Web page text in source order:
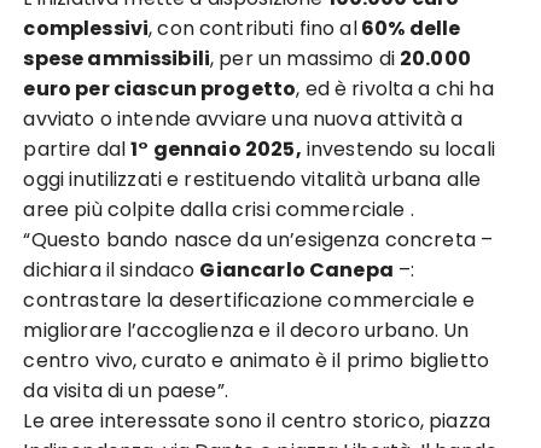
complessivi, con contributi fino al60% delle
spese ammissibili, per un massimo di 20.000
euro per ciascun progetto, ed è rivolta a chi ha
avviato o intende avviare una nuova attività a
partire dal1° gennaio 2025, investendo su locali
oggi inutilizzati e restituendo vitalità urbana alle
aree più colpite dalla crisi commerciale .
“Questo bando nasce da un’esigenza concreta –
dichiara il sindaco Giancarlo Canepa –:
contrastare la desertificazione commerciale e
migliorare l’accoglienza e il decoro urbano. Un
centro vivo, curato e animato è il primo biglietto
da visita di un paese”.
Le aree interessate sono il centro storico, piazza